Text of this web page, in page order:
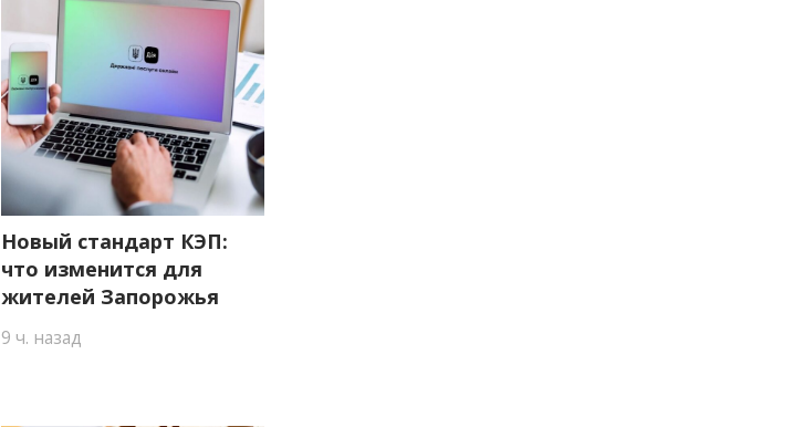
Новый стандарт КЭП:
что изменится для
жителей Запорожья
9 ч. назад